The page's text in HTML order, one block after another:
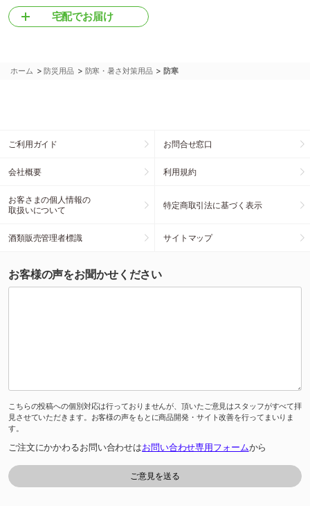
宅配でお届け
ホーム >防災用品 > 防寒・暑さ対策用品 >防寒
ご利用ガイド お問合せ窓口
会社概要 利用規約
お客さまの個人情報の
取扱いについて
特定商取引法に基づく表示
酒類販売管理者標識 サイトマップ
お客様の声をお聞かせください
こちらの投稿への個別対応は行っておりませんが、頂いたご意見はスタッフがすべて拝
見させていただきます。お客様の声をもとに商品開発・サイト改善を行ってまいりま
す。
ご注文にかかわるお問い合わせはお問い合わせ専用フォームから